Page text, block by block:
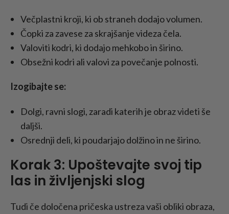
Večplastni kroji, ki ob straneh dodajo volumen.
Čopki za zavese za skrajšanje videza čela.
Valoviti kodri, ki dodajo mehkobo in širino.
Obsežni kodri ali valovi za povečanje polnosti.
Izogibajte se:
Dolgi, ravni slogi, zaradi katerih je obraz videti še
daljši.
Osrednji deli, ki poudarjajo dolžino in ne širino.
Korak 3: Upoštevajte svoj tip
las in življenjski slog
Tudi če določena pričeska ustreza vaši obliki obraza,